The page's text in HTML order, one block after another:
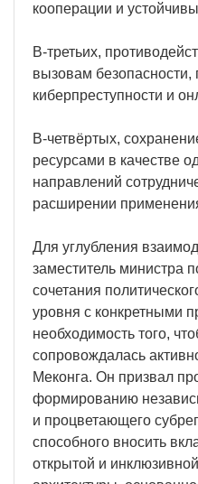
кооперации и
В-третьих,
вызовам безопасности,
киберпреступности и
В-четвёртых,
ресурсами в качестве
направлений
расширении
Для углубления
заместитель министра
сочетания
уровня с конкретными
необходимость того,
сопровождалась
Меконга. Он призвал
формированию
и процветающего
способного вносить
открытой и